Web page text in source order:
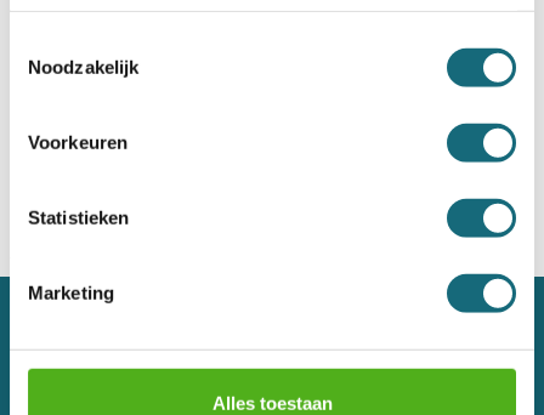
Noodzakelijk
Voorkeuren
Statistieken
Marketing
Alles toestaan